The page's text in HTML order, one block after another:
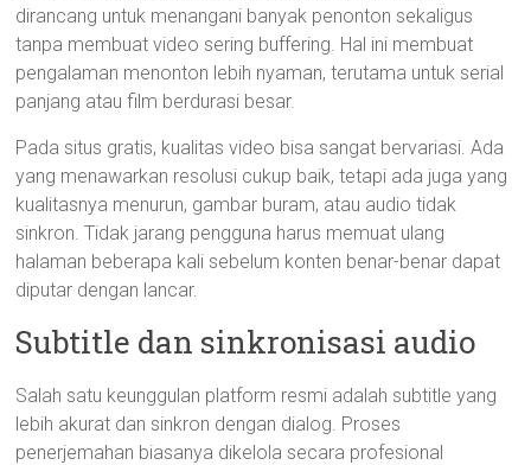
dirancang untuk menangani banyak penonton sekaligus
tanpa membuat video sering buffering. Hal ini membuat
pengalaman menonton lebih nyaman, terutama untuk serial
panjang atau film berdurasi besar.
Pada situs gratis, kualitas video bisa sangat bervariasi. Ada
yang menawarkan resolusi cukup baik, tetapi ada juga yang
kualitasnya menurun, gambar buram, atau audio tidak
sinkron. Tidak jarang pengguna harus memuat ulang
halaman beberapa kali sebelum konten benar-benar dapat
diputar dengan lancar.
Subtitle dan sinkronisasi audio
Salah satu keunggulan platform resmi adalah subtitle yang
lebih akurat dan sinkron dengan dialog. Proses
penerjemahan biasanya dikelola secara profesional